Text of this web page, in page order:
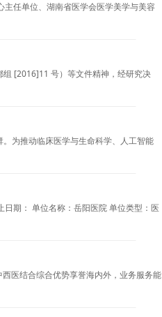
任单位、湖南省医学会医学美学与美容
[2016]11 号）等文件精神，经研究决
为推动临床医学与生命科学、人工智能
期： 单位名称：岳阳医院 单位类型：医
医结合综合优势享誉海内外，业务服务能